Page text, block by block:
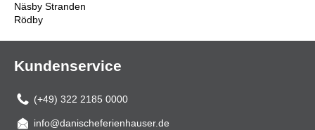
Näsby Stranden
Rödby
Kundenservice
(+49) 322 2185 0000
info@danischeferienhauser.de